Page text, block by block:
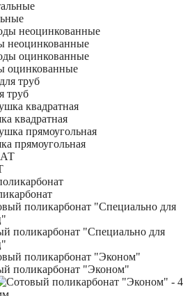
неоцинкованные
оцинкованные
труб
квадратная
прямоугольная
поликарбонат "Специально для
поликарбонат "Эконом"